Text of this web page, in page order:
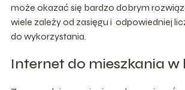
może okazać się bardzo dobrym
wiele zależy od zasięgu i odpowiedniej
do wykorzystania.
Internet do mieszkania w